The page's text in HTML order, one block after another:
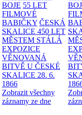
BOJE 55 LET
FILMOVÉ
BABIČKY ČESKÁ
SKALICE 450 LET
MĚSTEM STÁLÁ
EXPOZICE
VĚNOVANÁ
BITVĚ U ČESKÉ
SKALICE 28. 6.
1866
Zobrazit všechny
záznamy ze dne